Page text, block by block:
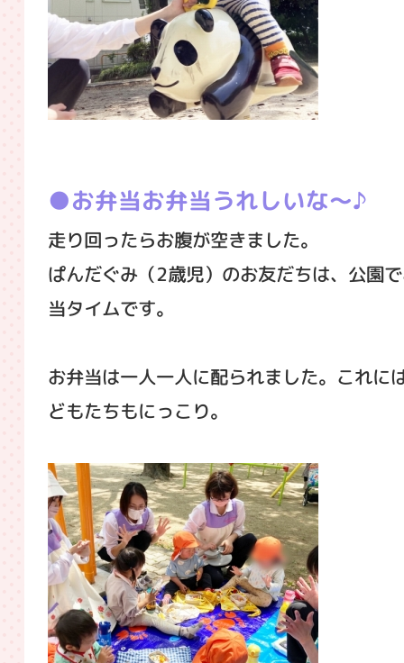
お弁当お弁当うれしいな～♪
走り回ったらお腹が空きました。
ぱんだぐみ（2歳児）のお友だちは、公園
当タイムです。
お弁当は一人一人に配られました。これに
どもたちもにっこり。